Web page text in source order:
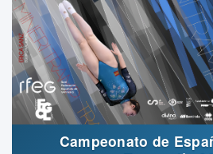
Campeonato de